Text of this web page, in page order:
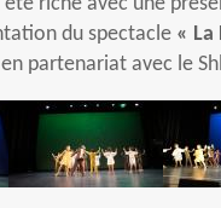
été riche avec une
du spectacle « La
partenariat avec le